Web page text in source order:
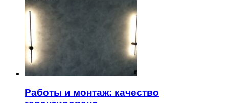
Работы и монтаж: качество